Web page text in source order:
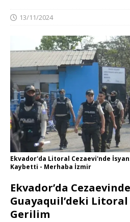
13/11/2024
Ekvador'da Litoral Cezaevi'nde
Kaybetti - Merhaba İzmir
Ekvador’da
Guayaquil’deki Litoral
Gerilim